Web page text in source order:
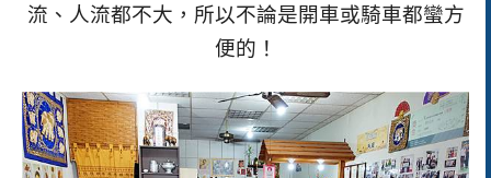
流、人流都不大，所以不論是開車或騎車都蠻方
便的！